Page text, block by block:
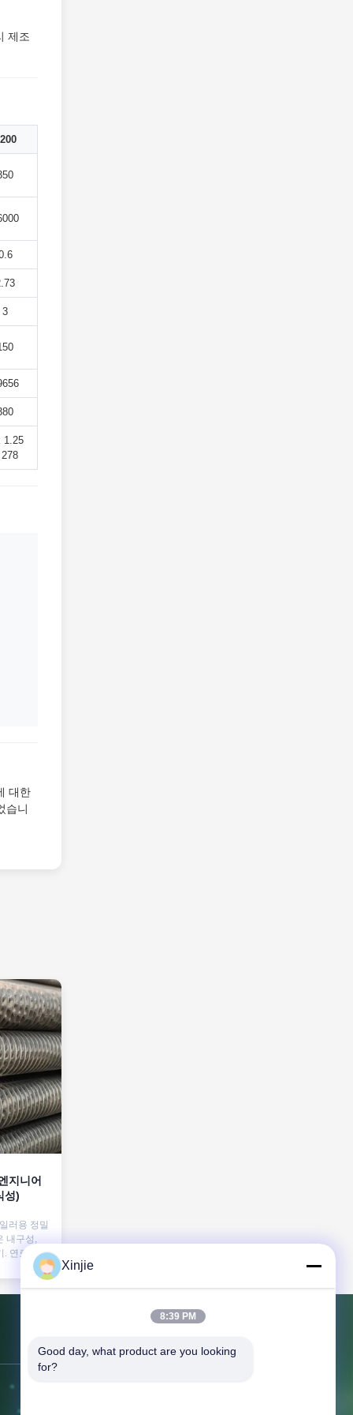
제조
3
1.25
대한
습니
지니어
성)
러용 정밀
내구성,
. 연료 소비
됩니다.
문의하기
Xinjie
8:39 PM
Good day, what product are you looking
for?